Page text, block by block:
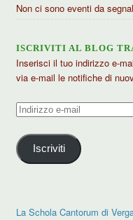
Non ci sono eventi da
ISCRIVITI AL BLOG
Inserisci il tuo indirizzo e-
via e-mail le notifiche di
Indirizzo
mail
Iscriviti
La Schola Cantorum di